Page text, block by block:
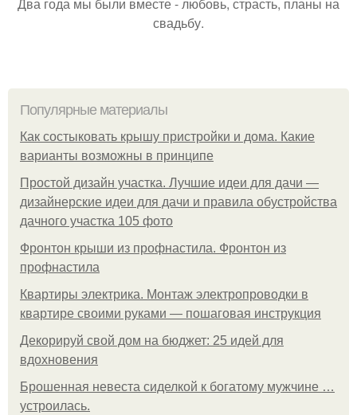
свадьбу.
Популярные материалы
Как состыковать крышу пристройки и дома. Какие
варианты возможны в принципе
Простой дизайн участка. Лучшие идеи для дачи —
дизайнерские идеи для дачи и правила обустройства
дачного участка 105 фото
Фронтон крыши из профнастила. Фронтон из
профнастила
Квартиры электрика. Монтаж электропроводки в
квартире своими руками — пошаговая инструкция
Декорируй свой дом на бюджет: 25 идей для
вдохновения
Брошенная невеста сиделкой к богатому мужчине …
устроилась.